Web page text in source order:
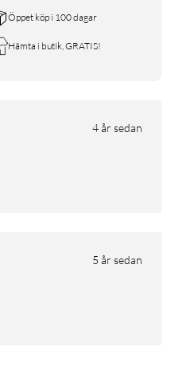
Öppet köp i 100 dagar
Hämta i butik, GRATIS!
4 år sedan
5 år sedan